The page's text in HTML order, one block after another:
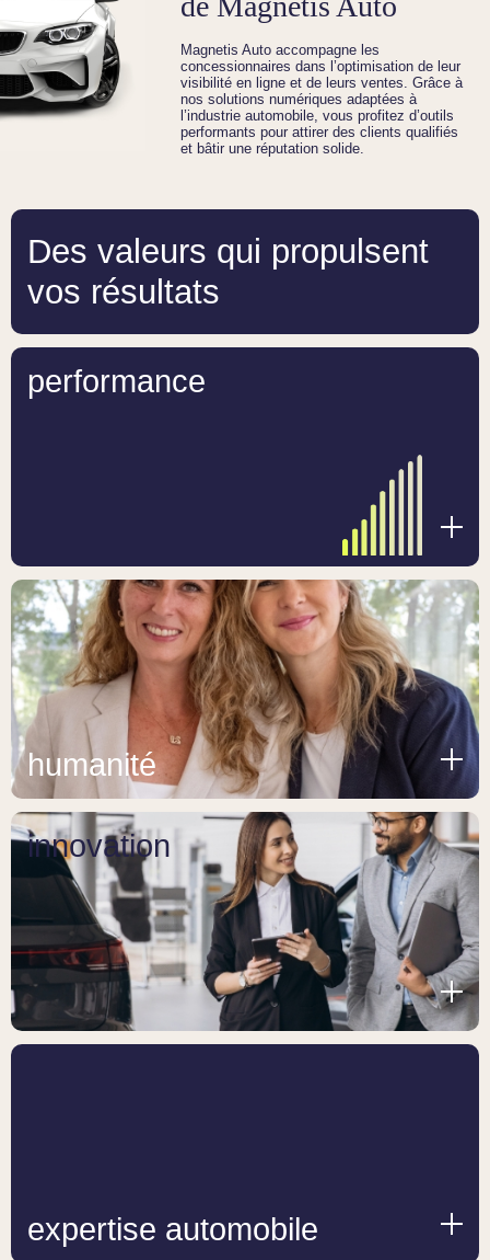
Magnetis Auto accompagne les
concessionnaires dans l’optimisation de leur
visibilité en ligne et de leurs ventes. Grâce à
nos solutions numériques adaptées à
l’industrie automobile, vous profitez d’outils
performants pour attirer des clients qualifiés
et bâtir une réputation solide.
Des valeurs qui propulsent
vos résultats
performance
humanité
innovation
expertise automobile